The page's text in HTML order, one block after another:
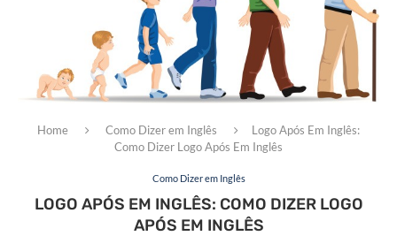
Home Como Dizer em Inglês
Logo Após Em Inglês:
Como Dizer Logo Após Em Inglês
Como Dizer em Inglês
LOGO APÓS EM INGLÊS: COMO DIZER LOGO
APÓS EM INGLÊS